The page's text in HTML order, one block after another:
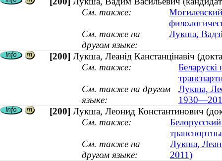
См. также:
См. также на
другом языке:
Лукша,
[200] Лукша, Леанід Канстанцінавіч
См. также:
Беларускі
См. также на другом
языке:
Лукша,
[200] Лукша, Леонид Константинович
См. также:
См. также на
другом языке:
Лукша,
2011)